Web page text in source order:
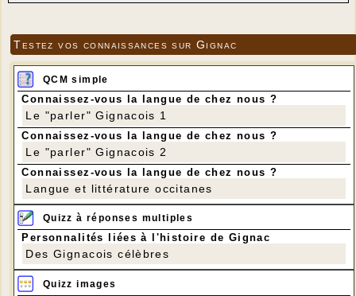
Testez vos connaissances sur Gignac
QCM simple
Connaissez-vous la langue de chez nous ?
Le "parler" Gignacois 1
Connaissez-vous la langue de chez nous ?
Le "parler" Gignacois 2
Connaissez-vous la langue de chez nous ?
Langue et littérature occitanes
Quizz à réponses multiples
Personnalités liées à l'histoire de Gignac
Des Gignacois célèbres
Quizz images